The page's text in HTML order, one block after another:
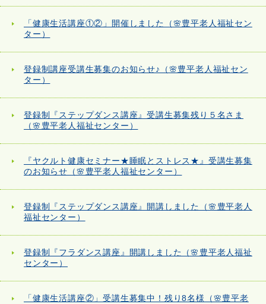
「健康生活講座①②」開催しました（🌸豊平老人福祉セン
ター）
登録制講座受講生募集のお知らせ♪（🌸豊平老人福祉セン
ター）
登録制『ステップダンス講座』受講生募集残り５名さま
（🌸豊平老人福祉センター）
『ヤクルト健康セミナー★睡眠とストレス★』受講生募集
のお知らせ（🌸豊平老人福祉センター）
登録制『ステップダンス講座』開講しました（🌸豊平老人
福祉センター）
登録制『フラダンス講座』開講しました（🌸豊平老人福祉
センター）
「健康生活講座②」受講生募集中！残り8名様（🌸豊平老